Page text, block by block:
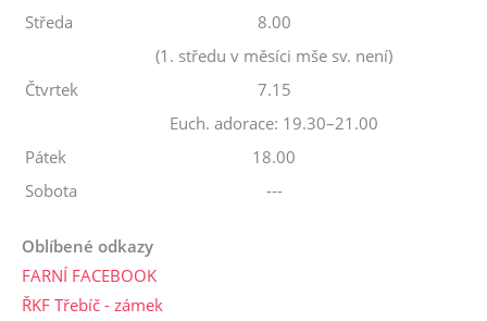
Středa
8.00
(1. středu v měsíci mše sv. není)
Čtvrtek
7.15
Euch. adorace: 19.30–21.00
Pátek
18.00
Sobota
---
Oblíbené odkazy
FARNÍ FACEBOOK
ŘKF Třebíč - zámek